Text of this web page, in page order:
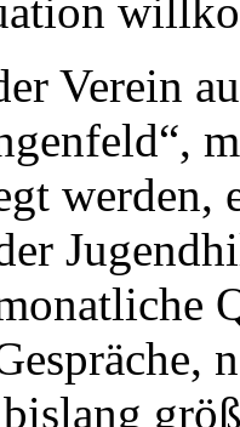
Verein
werden,